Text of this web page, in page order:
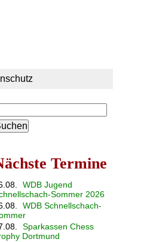
Termine
WDB Jugend
Sommer 2026
WDB Schnellschach-
Sparkassen Chess
Dortmund